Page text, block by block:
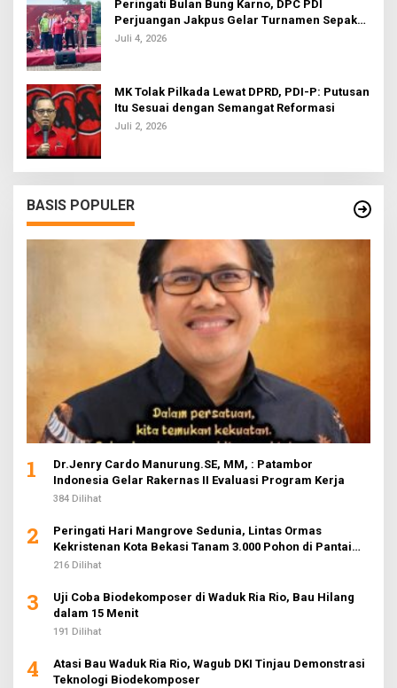
Peringati Bulan Bung Karno, DPC PDI
Perjuangan Jakpus Gelar Turnamen Sepak
Bola U-20
Juli 4, 2026
MK Tolak Pilkada Lewat DPRD, PDI-P: Putusan
Itu Sesuai dengan Semangat Reformasi
Juli 2, 2026
BASIS POPULER
1
Dr.Jenry Cardo Manurung.SE, MM, : Patambor
Indonesia Gelar Rakernas II Evaluasi Program Kerja
384 Dilihat
2
Peringati Hari Mangrove Sedunia, Lintas Ormas
Kekristenan Kota Bekasi Tanam 3.000 Pohon di Pantai
Sederhana
216 Dilihat
3
Uji Coba Biodekomposer di Waduk Ria Rio, Bau Hilang
dalam 15 Menit
191 Dilihat
4
Atasi Bau Waduk Ria Rio, Wagub DKI Tinjau Demonstrasi
Teknologi Biodekomposer